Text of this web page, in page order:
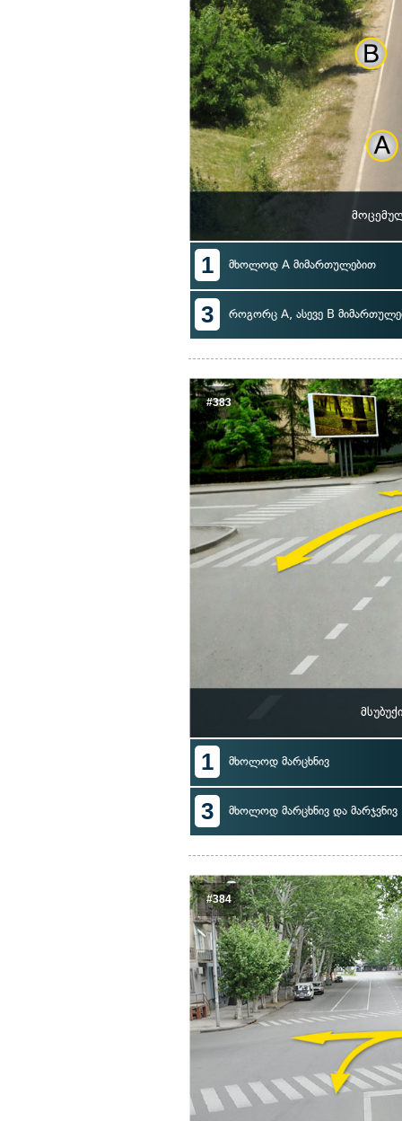
1 მხოლოდ A მიმართულებით
3 როგორც A, ასევე B
#383
1 მხოლოდ მარცხნივ
3 მხოლოდ მარცხნივ და მარჯვნივ
#384